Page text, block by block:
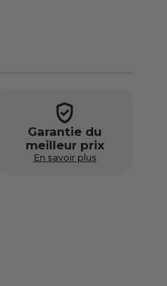
Garantie du
meilleur prix
En savoir plus